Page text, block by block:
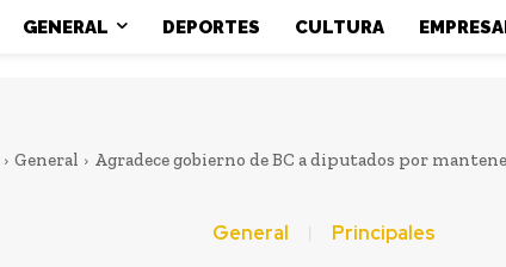
GENERAL DEPORTES CULTURA
General Agradece gobierno de BC a diputados por
General Principales